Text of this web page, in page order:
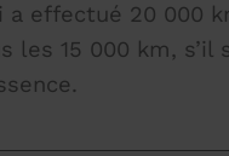
a effectué 20 000
les 15 000 km, s’il